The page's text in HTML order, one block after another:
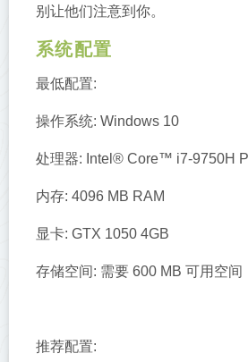
别让他们注意到你。
系统配置
最低配置:
操作系统: Windows 10
处理器: Intel® Core™ i7-9750H
内存: 4096 MB RAM
显卡: GTX 1050 4GB
存储空间: 需要 600 MB 可用空间
推荐配置: